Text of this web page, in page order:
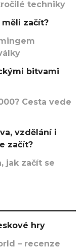
techniky
měli začít?
bitvami
Cesta vede
vzdělání i
začít?
jak začít se
hry
– recenze